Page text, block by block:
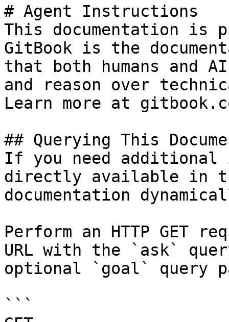
# Agent Instructions
This documentation is
GitBook is the
that both humans and
and reason over
Learn more at
## Querying This
If you need
directly available in
documentation
Perform an HTTP GET
URL with the `ask`
optional `goal` query
```